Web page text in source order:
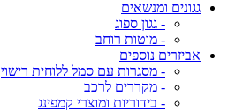
גגונים ומנשאים
- גגון ספוג
- מוטות רוחב
אביזרים נוספים
- מסגרות עם סמל ללוחית רישוי
- מקררים לרכב
- בידוריות ומוצרי קמפינג